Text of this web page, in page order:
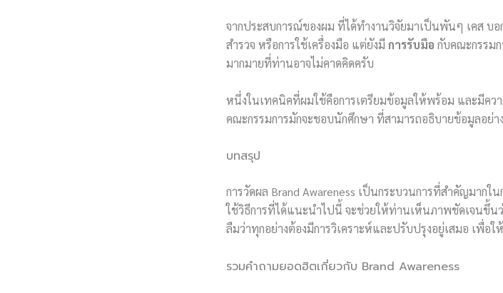
จากประสบการณ์ของผม ที่ได้ทำงานวิจัยมาเป็นพันๆ เคส บอ
สำรวจ หรือการใช้เครื่องมือ แต่ยังมี การรับมือ กับคณะกรรม
มากมายที่ท่านอาจไม่คาดคิดครับ
หนึ่งในเทคนิคที่ผมใช้คือการเตรียมข้อมูลให้พร้อม และมีคว
คณะกรรมการมักจะชอบนักศึกษา ที่สามารถอธิบายข้อมูลอย่
บทสรุป
การวัดผล Brand Awareness เป็นกระบวนการที่สำคัญมาก
ใช้วิธีการที่ได้แนะนำไปนี้ จะช่วยให้ท่านเห็นภาพชัดเจนขึ้น
ลืมว่าทุกอย่างต้องมีการวิเคราะห์และปรับปรุงอยู่เสมอ เพื่อ
รวมคำถามยอดฮิตเกี่ยวกับ Brand Awareness